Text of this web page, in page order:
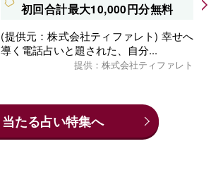
初回合計最大10,000円分無料
(提供元：株式会社ティファレト) 幸せへ
導く電話占いと題された、自分...
提供：株式会社ティファレト
当たる占い特集へ